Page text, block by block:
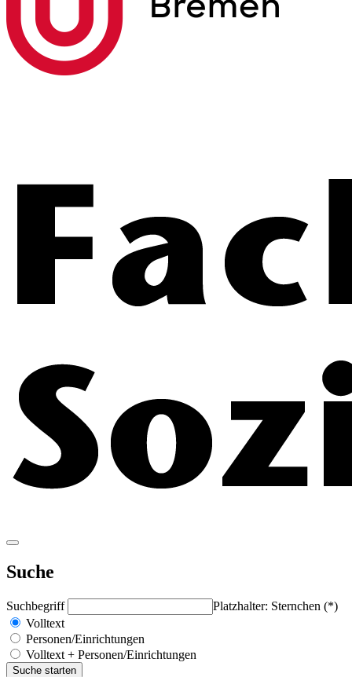
Suche
Suchbegriff
Platzhalter: Sternchen (*)
Volltext
Personen/Einrichtungen
Volltext + Personen/Einrichtungen